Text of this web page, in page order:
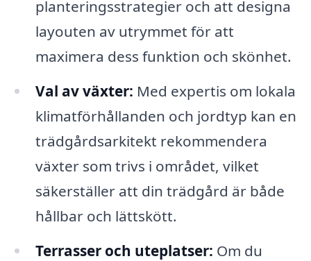
planteringsstrategier och att designa
layouten av utrymmet för att
maximera dess funktion och skönhet.
Val av växter: Med expertis om lokala
klimatförhållanden och jordtyp kan en
trädgårdsarkitekt rekommendera
växter som trivs i området, vilket
säkerställer att din trädgård är både
hållbar och lättskött.
Terrasser och uteplatser: Om du